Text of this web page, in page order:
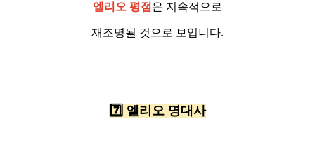
엘리오 평점 은 지속적으로
재조명될 것으로 보입니다.
7️⃣ 엘리오 명대사